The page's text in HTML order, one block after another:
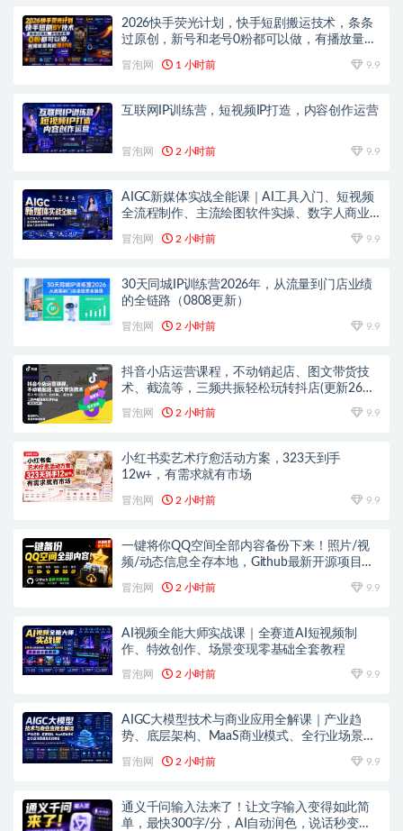
2026快手荧光计划，快手短剧搬运技术，条条
过原创，新号和老号0粉都可以做，有播放量就
冒泡网 1 小时前 9.9
互联网IP训练营，短视频IP打造，内容创作运营
冒泡网 2 小时前 9.9
AIGC新媒体实战全能课｜AI工具入门、短视频
全流程制作、主流绘图软件实操、数字人商业
冒泡网 2 小时前 9.9
30天同城IP训练营2026年，从流量到门店业绩
的全链路（0808更新）
冒泡网 2 小时前 9.9
抖音小店运营课程，不动销起店、图文带货技
术、截流等，三频共振轻松玩转抖店(更新26年
冒泡网 2 小时前 9.9
小红书卖艺术疗愈活动方案，323天到手
12w+，有需求就有市场
冒泡网 2 小时前 9.9
一键将你QQ空间全部内容备份下来！照片/视
频/动态信息全存本地，Github最新开源项目
冒泡网 2 小时前 9.9
AI视频全能大师实战课｜全赛道AI短视频制
作、特效创作、场景变现零基础全套教程
冒泡网 2 小时前 9.9
AIGC大模型技术与商业应用全解课｜产业趋
势、底层架构、MaaS商业模式、全行业场景落
冒泡网 2 小时前 9.9
通义千问输入法来了！让文字输入变得如此简
单，最快300字/分，AI自动润色，说话秒变工